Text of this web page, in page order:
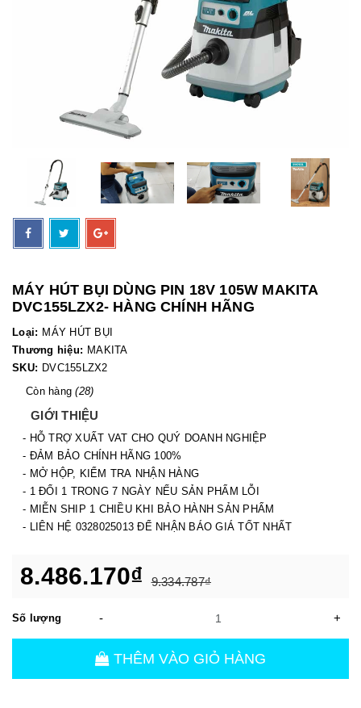
MÁY HÚT BỤI DÙNG PIN 18V 105W MAKITA
DVC155LZX2- HÀNG CHÍNH HÃNG
Loại: MÁY HÚT BỤI
Thương hiệu: MAKITA
SKU: DVC155LZX2
Còn hàng(28)
GIỚI THIỆU
- HỖ TRỢ XUẤT VAT CHO QUÝ DOANH NGHIỆP
- ĐẢM BẢO CHÍNH HÃNG 100%
- MỞ HỘP, KIỂM TRA NHẬN HÀNG
- 1 ĐỔI 1 TRONG 7 NGÀY NẾU SẢN PHẨM LỖI
- MIỄN SHIP 1 CHIỀU KHI BẢO HÀNH SẢN PHẨM
- LIÊN HỆ 0328025013 ĐỂ NHẬN BÁO GIÁ TỐT NHẤT
8.486.170₫ 9.334.787₫
Số lượng - +
THÊM VÀO GIỎ HÀNG